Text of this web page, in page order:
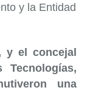
y la Entidad
y el concejal
Tecnologías,
una